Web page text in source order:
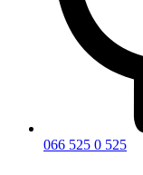
066 525 0 525